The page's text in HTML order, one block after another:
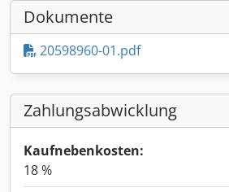
Dokumente
20598960-01.pdf
Zahlungsabwicklung
Kaufnebenkosten:
18 %